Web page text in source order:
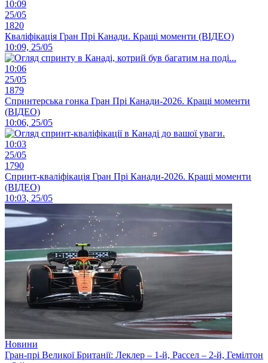
10:09
25/05
1820
Кваліфікація Гран Прі Канади. Кращі моменти (ВІДЕО)
10:09, 25/05
10:06
25/05
1879
Спринтерська гонка Гран Прі Канади-2026. Кращі моменти
(ВІДЕО)
10:06, 25/05
10:03
25/05
1790
Спринт-кваліфікація Гран Прі Канади-2026. Кращі моменти
(ВІДЕО)
10:03, 25/05
Новини
Гран-прі Великої Британії: Леклер – 1-й, Рассел – 2-й, Гемілтон